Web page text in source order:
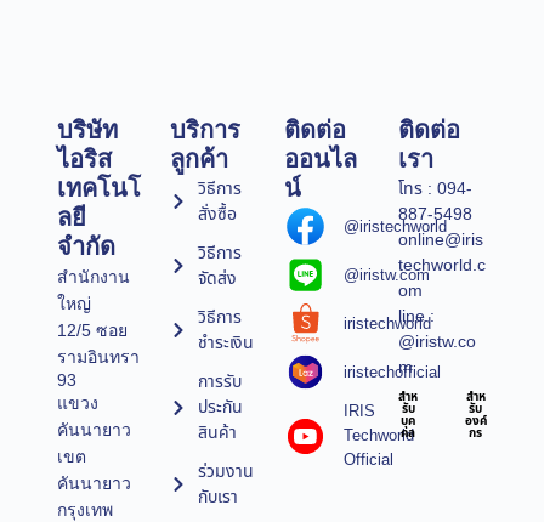
บริษัท
ไอริส
เทคโนโ
ลยี
จำกัด
สำนักงาน
ใหญ่
12/5 ซอย
รามอินทรา
93
แขวง
คันนายาว
เขต
คันนายาว
กรุงเทพ
บริการ
ลูกค้า
วิธีการ
สั่งซื้อ
วิธีการ
จัดส่ง
วิธีการ
ชำระเงิน
การรับ
ประกัน
สินค้า
ร่วมงาน
กับเรา
ติดต่อ
ออนไล
น์
@iristechworld
@iristw.com
iristechworld
iristechofficial
IRIS
Techworld
Official
ติดต่อ
เรา
โทร : 094-
887-5498
online@iris
techworld.c
om
line :
@iristw.co
m
สำห
รับ
บุค
คล
สำห
รับ
องค์
กร